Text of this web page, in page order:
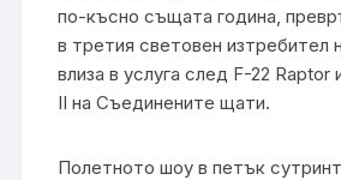
по-късно същата година,
в третия световен изтребител
влиза в услуга след F-22 Raptor
II на Съединените щати.
Полетното шоу в петък